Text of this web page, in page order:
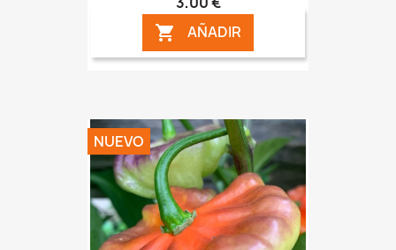
 AÑADIR
NUEVO